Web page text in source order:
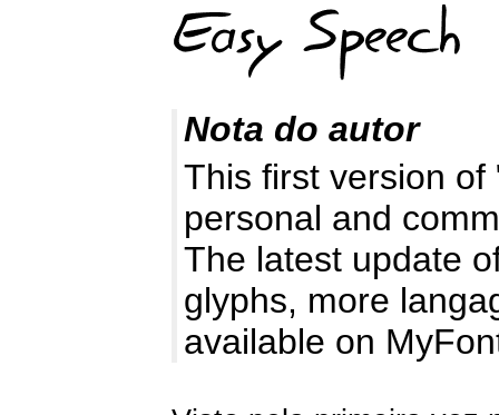
Nota do autor
This first version
personal and
The latest update
glyphs, more
available on